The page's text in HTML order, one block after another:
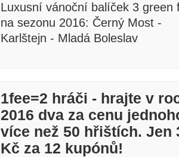
Luxusní vánoční balíček 3 green
na sezonu 2016: Černý Most -
Karlštejn - Mladá Boleslav
1fee=2 hráči - hrajte v
2016 dva za cenu
více než 50 hřištích. Jen
Kč za 12 kupónů!